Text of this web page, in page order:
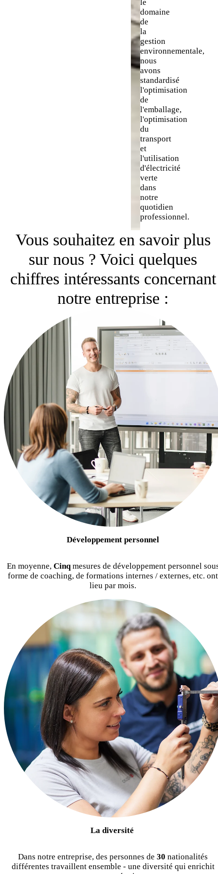
le
domaine
de
la
gestion
environnementale,
nous
avons
standardisé
l'optimisation
de
l'emballage,
l'optimisation
du
transport
et
l'utilisation
d'électricité
verte
dans
notre
quotidien
professionnel.
Vous souhaitez en savoir plus
sur nous ? Voici quelques
chiffres intéressants concernant
notre entreprise :
Développement personnel
En moyenne, Cinqmesures de développement personnel
forme de coaching, de formations internes / externes, etc. ont
lieu par mois.
La diversité
Dans notre entreprise, des personnes de 30 nationalités
différentes travaillent ensemble - une diversité qui enrichit